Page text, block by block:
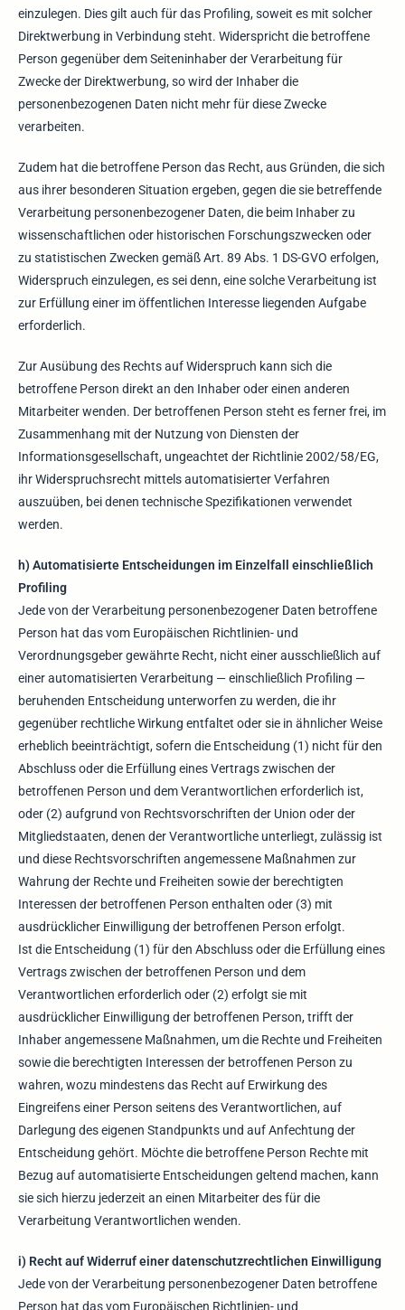
einzulegen. Dies gilt auch für das Profiling, soweit es mit solcher
Direktwerbung in Verbindung steht. Widerspricht die betroffene
Person gegenüber dem Seiteninhaber der Verarbeitung für
Zwecke der Direktwerbung, so wird der Inhaber die
personenbezogenen Daten nicht mehr für diese Zwecke
verarbeiten.
Zudem hat die betroffene Person das Recht, aus Gründen, die sich
aus ihrer besonderen Situation ergeben, gegen die sie betreffende
Verarbeitung personenbezogener Daten, die beim Inhaber zu
wissenschaftlichen oder historischen Forschungszwecken oder
zu statistischen Zwecken gemäß Art. 89 Abs. 1 DS-GVO erfolgen,
Widerspruch einzulegen, es sei denn, eine solche Verarbeitung ist
zur Erfüllung einer im öffentlichen Interesse liegenden Aufgabe
erforderlich.
Zur Ausübung des Rechts auf Widerspruch kann sich die
betroffene Person direkt an den Inhaber oder einen anderen
Mitarbeiter wenden. Der betroffenen Person steht es ferner frei, im
Zusammenhang mit der Nutzung von Diensten der
Informationsgesellschaft, ungeachtet der Richtlinie 2002/58/EG,
ihr Widerspruchsrecht mittels automatisierter Verfahren
auszuüben, bei denen technische Spezifikationen verwendet
werden.
h) Automatisierte Entscheidungen im Einzelfall einschließlich
Profiling
Jede von der Verarbeitung personenbezogener Daten betroffene
Person hat das vom Europäischen Richtlinien- und
Verordnungsgeber gewährte Recht, nicht einer ausschließlich auf
einer automatisierten Verarbeitung — einschließlich Profiling —
beruhenden Entscheidung unterworfen zu werden, die ihr
gegenüber rechtliche Wirkung entfaltet oder sie in ähnlicher Weise
erheblich beeinträchtigt, sofern die Entscheidung (1) nicht für den
Abschluss oder die Erfüllung eines Vertrags zwischen der
betroffenen Person und dem Verantwortlichen erforderlich ist,
oder (2) aufgrund von Rechtsvorschriften der Union oder der
Mitgliedstaaten, denen der Verantwortliche unterliegt, zulässig ist
und diese Rechtsvorschriften angemessene Maßnahmen zur
Wahrung der Rechte und Freiheiten sowie der berechtigten
Interessen der betroffenen Person enthalten oder (3) mit
ausdrücklicher Einwilligung der betroffenen Person erfolgt.
Ist die Entscheidung (1) für den Abschluss oder die Erfüllung eines
Vertrags zwischen der betroffenen Person und dem
Verantwortlichen erforderlich oder (2) erfolgt sie mit
ausdrücklicher Einwilligung der betroffenen Person, trifft der
Inhaber angemessene Maßnahmen, um die Rechte und Freiheiten
sowie die berechtigten Interessen der betroffenen Person zu
wahren, wozu mindestens das Recht auf Erwirkung des
Eingreifens einer Person seitens des Verantwortlichen, auf
Darlegung des eigenen Standpunkts und auf Anfechtung der
Entscheidung gehört. Möchte die betroffene Person Rechte mit
Bezug auf automatisierte Entscheidungen geltend machen, kann
sie sich hierzu jederzeit an einen Mitarbeiter des für die
Verarbeitung Verantwortlichen wenden.
i) Recht auf Widerruf einer datenschutzrechtlichen Einwilligung
Jede von der Verarbeitung personenbezogener Daten betroffene
Person hat das vom Europäischen Richtlinien- und